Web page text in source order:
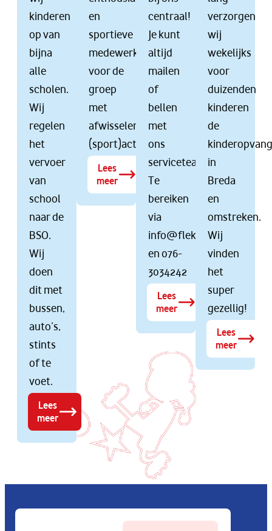
kinderen
op van
bijna
alle
scholen.
Wij
regelen
het
vervoer
van
school
naar de
BSO.
Wij
doen
dit met
bussen,
auto’s,
stints
of te
voet.
Lees
meer
en
sportieve
medewerkers
voor de
groep
met
afwisselende
(sport)activiteiten.
Lees
meer
centraal!
Je kunt
altijd
mailen
of
bellen
met
ons
serviceteam.
Te
bereiken
via
info@flekss.nl
en 076-
3034242
Lees
meer
verzorgen
wij
wekelijks
voor
duizenden
kinderen
de
kinderopvang
in
Breda
en
omstreken.
Wij
vinden
het
super
gezellig!
Lees
meer